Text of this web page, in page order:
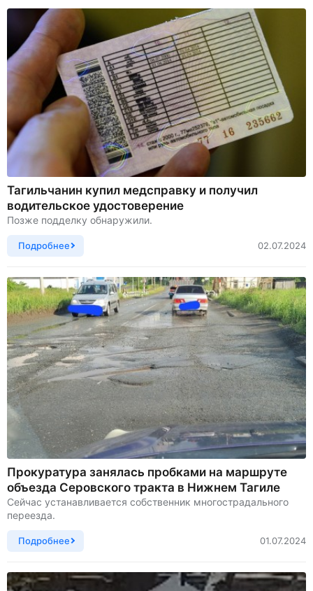
Тагильчанин купил медсправку и получил
водительское удостоверение
Позже подделку обнаружили.
Подробнее 02.07.2024
Прокуратура занялась пробками на маршруте
объезда Серовского тракта в Нижнем Тагиле
Сейчас устанавливается собственник многострадального
переезда.
Подробнее 01.07.2024